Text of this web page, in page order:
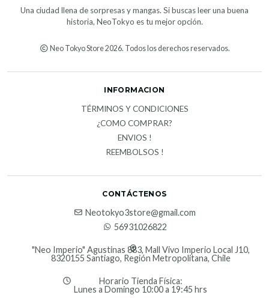
Una ciudad llena de sorpresas y mangas. Si buscas leer una buena
historia, NeoTokyo es tu mejor opción.
Neo Tokyo Store 2026. Todos los derechos reservados.
INFORMACION
TÉRMINOS Y CONDICIONES
¿COMO COMPRAR?
ENVIOS !
REEMBOLSOS !
CONTÁCTENOS
Neotokyo3store@gmail.com
56931026822
"Neo Imperio" Agustinas 883, Mall Vivo Imperio Local J10,
8320155 Santiago, Región Metropolitana, Chile
Horario Tienda Física:
Lunes a Domingo 10:00 a 19:45 hrs